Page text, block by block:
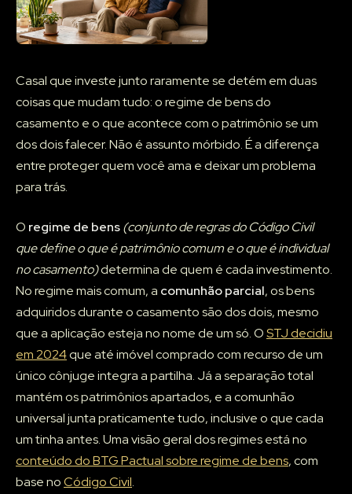
Casal que investe junto raramente se detém em duas
coisas que mudam tudo: o regime de bens do
casamento e o que acontece com o patrimônio se um
dos dois falecer. Não é assunto mórbido. É a diferença
entre proteger quem você ama e deixar um problema
para trás.
O regime de bens(conjunto de regras do Código Civil
que define o que é patrimônio comum e o que é individual
no casamento)determina de quem é cada investimento.
No regime mais comum, a comunhão parcial, os bens
adquiridos durante o casamento são dos dois, mesmo
que a aplicação esteja no nome de um só. OSTJ decidiu
em 2024que até imóvel comprado com recurso de um
único cônjuge integra a partilha. Já a separação total
mantém os patrimônios apartados, e a comunhão
universal junta praticamente tudo, inclusive o que cada
um tinha antes. Uma visão geral dos regimes está no
conteúdo do BTG Pactual sobre regime de bens, com
base noCódigo Civil.